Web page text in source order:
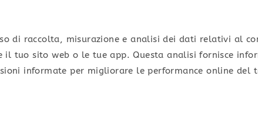
di raccolta, misurazione e analisi dei dati relativi al
tuo sito web o le tue app. Questa analisi fornisce
informate per migliorare le performance online del